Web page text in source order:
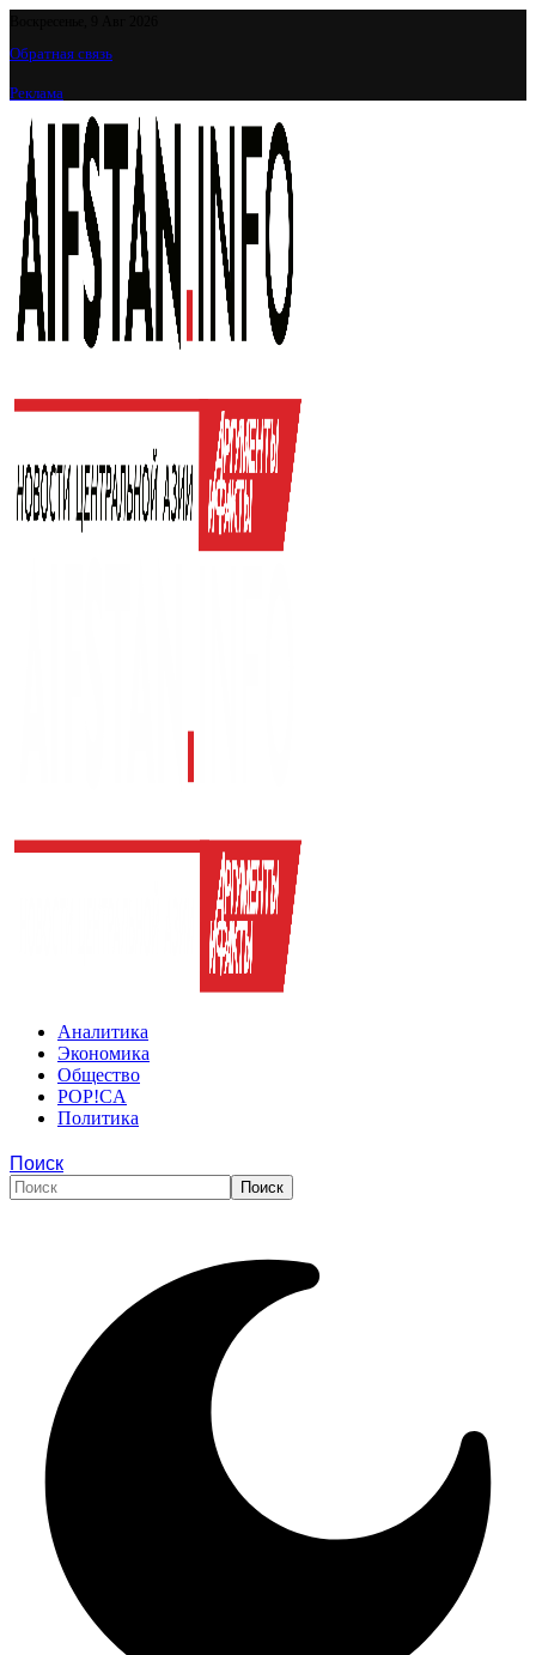
Обратная связь
Реклама
Аналитика
Экономика
Общество
POP!CA
Политика
Поиск